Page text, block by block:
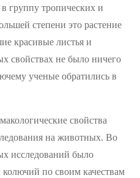
группу тропических и
степени это растение
красивые листья и
свойствах не было ничего
ученые обратились в
свойства
на животных. Во
исследований было
колючий по своим качествам